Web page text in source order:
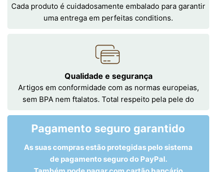
Cada produto é cuidadosamente embalado para garantir
uma entrega em perfeitas conditions.
Qualidade e segurança
Artigos em conformidade com as normas europeias,
sem BPA nem ftalatos. Total respeito pela pele do
Pagamento seguro garantido
As suas compras estão protegidas pelo sistema
de pagamento seguro do PayPal.